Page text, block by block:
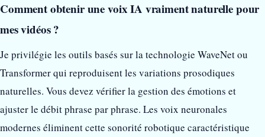
Comment obtenir une voix IA vraiment naturelle pour
mes vidéos ?
Je privilégie les outils basés sur la technologie WaveNet ou
Transformer qui reproduisent les variations prosodiques
naturelles. Vous devez vérifier la gestion des émotions et
ajuster le débit phrase par phrase. Les voix neuronales
modernes éliminent cette sonorité robotique caractéristique